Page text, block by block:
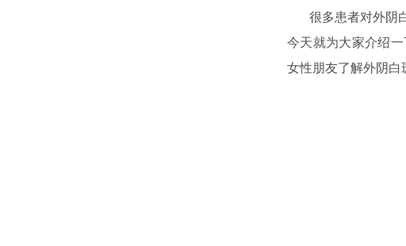
很多患者对外阴白
今天就为大家介绍一
女性朋友了解外阴白